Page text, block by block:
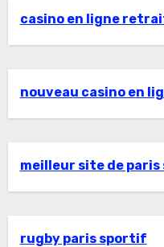
casino en ligne
nouveau casino en
meilleur site de
rugby paris sportif